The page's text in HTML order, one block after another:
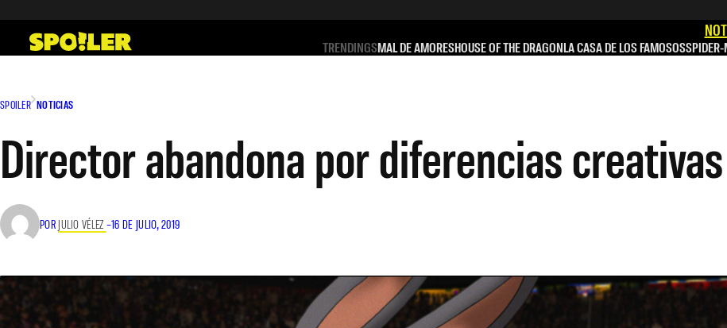
contenido
TRENDINGSMAL DE AMORESHOUSE OF THE DRAGONLA CASA DE LOS FAMOSOS
SPOILER NOTICIAS
Director abandona por diferencias creativas
POR JULIO VÉLEZ –16 DE JULIO, 2019